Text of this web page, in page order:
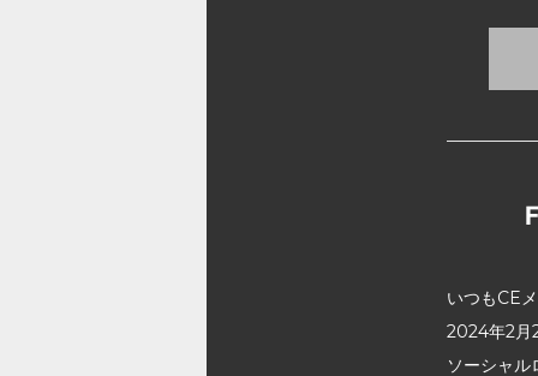
いつもCE
2024年2月
ソーシャ